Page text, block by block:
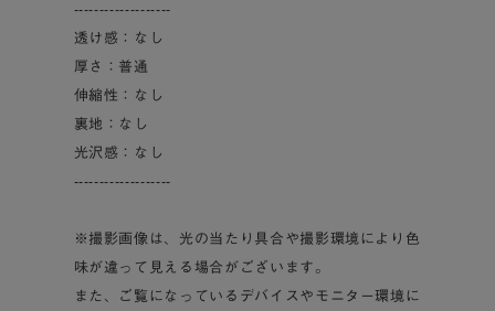
-------------------
透け感：なし
厚さ：普通
伸縮性：なし
裏地：なし
光沢感：なし
-------------------
※撮影画像は、光の当たり具合や撮影環境により色
味が違って見える場合がございます。
また、ご覧になっているデバイスやモニター環境に